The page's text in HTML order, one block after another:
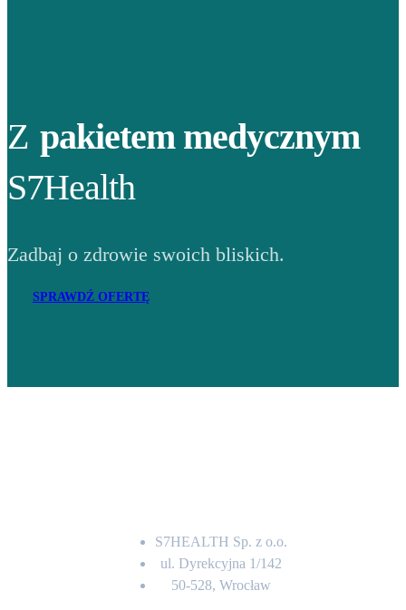
Z pakietem medycznym
S7Health
Zadbaj o zdrowie swoich bliskich.
SPRAWDŹ OFERTĘ
S7HEALTH Sp. z o.o.
ul. Dyrekcyjna 1/142
50-528, Wrocław